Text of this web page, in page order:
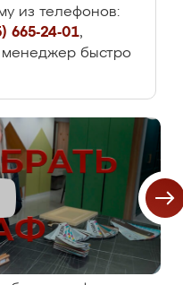
из телефонов:
665-24-01,
менеджер быстро